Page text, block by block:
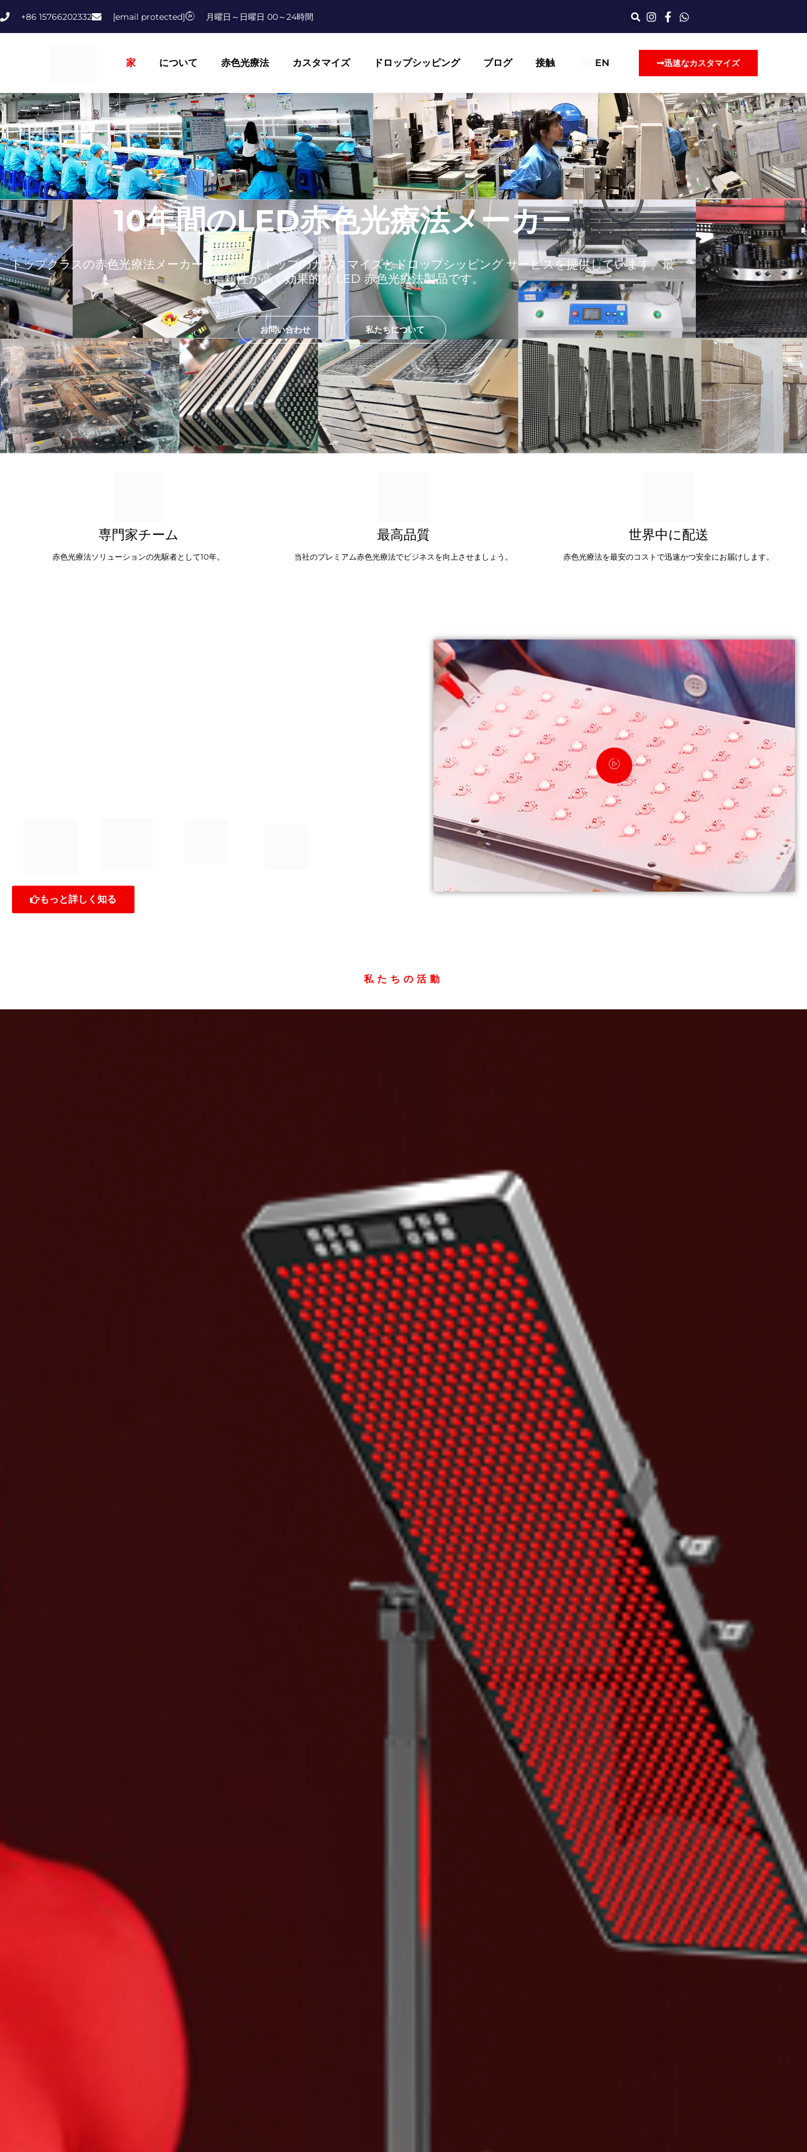
容
プ
+86 15766202332 [email protected] 月曜日～日曜日 00～24時間
家 について 赤色光療法 カスタマイズ ドロップシッピング ブログ 接触 EN 迅速なカスタマイズ
10年間のLED赤色光療法メーカー
トップクラスの赤色光療法メーカーが、ワンストップのカスタマイズとドロップシッピング サービスを提供しています。最
も信頼性が高く効果的な LED 赤色光療法製品です。
お問い合わせ 私たちについて
専門家チーム
赤色光療法ソリューションの先駆者として10年。
最高品質
当社のプレミアム赤色光療法でビジネスを向上させましょう。
世界中に配送
赤色光療法を最安のコストで迅速かつ安全にお届けします。
もっと詳しく知る
私たちの活動